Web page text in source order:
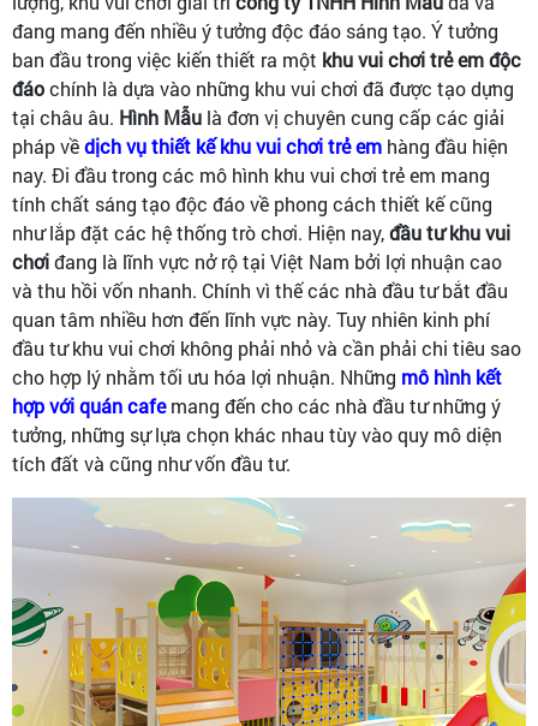
đang mang đến nhiều ý tưởng độc đáo sáng tạo. Ý tưởng
ban đầu trong việc kiến thiết ra một khu vui chơi trẻ em độc
đáochính là dựa vào những khu vui chơi đã được tạo dựng
tại châu âu. Hình Mẫu là đơn vị chuyên cung cấp các giải
pháp vềdịch vụ thiết kế khu vui chơi trẻ em hàng đầu hiện
nay. Đi đầu trong các mô hình khu vui chơi trẻ em mang
tính chất sáng tạo độc đáo về phong cách thiết kế cũng
như lắp đặt các hệ thống trò chơi. Hiện nay,đầu tư khu vui
chơiđang là lĩnh vực nở rộ tại Việt Nam bởi lợi nhuận cao
và thu hồi vốn nhanh. Chính vì thế các nhà đầu tư bắt đầu
quan tâm nhiều hơn đến lĩnh vực này. Tuy nhiên kinh phí
đầu tư khu vui chơi không phải nhỏ và cần phải chi tiêu sao
cho hợp lý nhằm tối ưu hóa lợi nhuận. Những mô hình kết
hợp với quán cafemang đến cho các nhà đầu tư những ý
tưởng, những sự lựa chọn khác nhau tùy vào quy mô diện
tích đất và cũng như vốn đầu tư.